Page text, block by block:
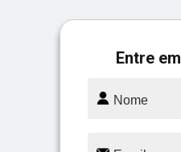
Entre